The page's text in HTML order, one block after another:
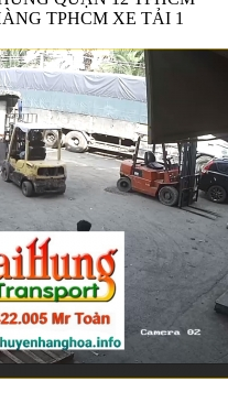
TPHCM XE TẢI 1